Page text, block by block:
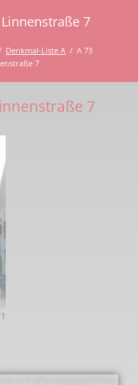
7
Denkmal-Liste A
A 73
7
7
mit pfannengedecktem